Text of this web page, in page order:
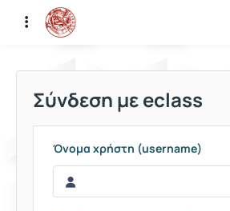
Σύνδεση
Σύνδεση με eclass
Όνομα χρήστη (username)